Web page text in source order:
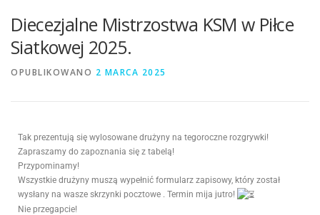
Diecezjalne Mistrzostwa KSM w Piłce
Siatkowej 2025.
OPUBLIKOWANO 2 MARCA 2025
Tak prezentują się wylosowane drużyny na tegoroczne rozgrywki!
Zapraszamy do zapoznania się z tabelą!
Przypominamy!
Wszystkie drużyny muszą wypełnić formularz zapisowy, który został
wysłany na wasze skrzynki pocztowe . Termin mija jutro!
Nie przegapcie!